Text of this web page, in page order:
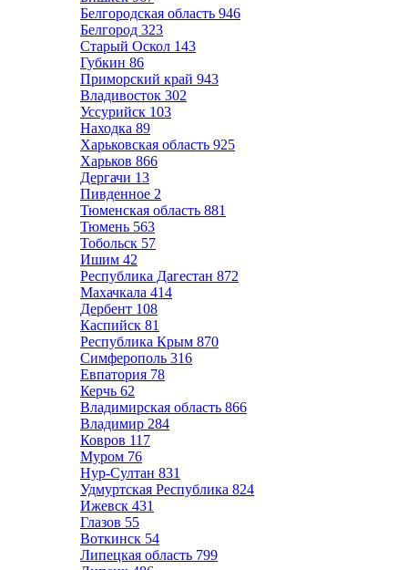
Белгородская область 946
Белгород 323
Старый Оскол 143
Губкин 86
Приморский край 943
Владивосток 302
Уссурийск 103
Находка 89
Харьковская область 925
Харьков 866
Дергачи 13
Пивденное 2
Тюменская область 881
Тюмень 563
Тобольск 57
Ишим 42
Республика Дагестан 872
Махачкала 414
Дербент 108
Каспийск 81
Республика Крым 870
Симферополь 316
Евпатория 78
Керчь 62
Владимирская область 866
Владимир 284
Ковров 117
Муром 76
Нур-Султан 831
Удмуртская Республика 824
Ижевск 431
Глазов 55
Воткинск 54
Липецкая область 799